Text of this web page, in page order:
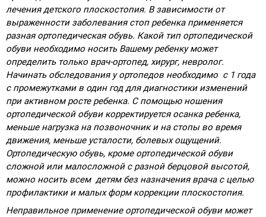
лечения детского плоскостопия. В зависимости от
выраженности заболевания стоп ребенка применяется
разная ортопедическая обувь. Какой тип ортопедической
обуви необходимо носить Вашему ребенку может
определить только врач-ортопед, хирург, невролог.
Начинать обследования у ортопедов необходимо с 1 года
с промежутками в один год для диагностики изменений
при активном росте ребенка. С помощью ношения
ортопедической обуви корректируется осанка ребенка,
меньше нагрузка на позвоночник и на стопы во время
движения, меньше усталости, болевых ощущений.
Ортопедическую обувь, кроме ортопедической обуви
сложной или малосложной с разной берцовой высотой,
можно носить всем детям без назначения врача с целью
профилактики и малых форм коррекции плоскостопия.
Неправильное применение ортопедической обуви может